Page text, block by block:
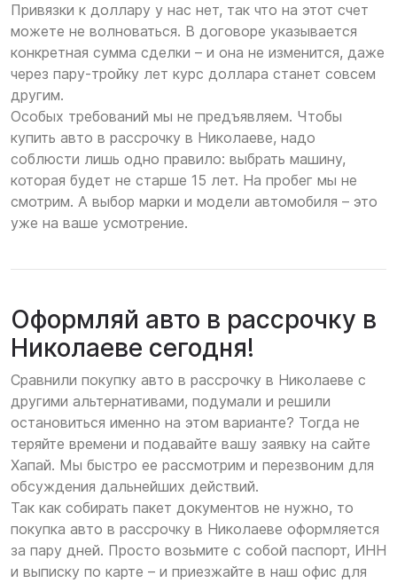
Привязки к доллару у нас нет, так что на этот счет
можете не волноваться. В договоре указывается
конкретная сумма сделки – и она не изменится, даже
через пару-тройку лет курс доллара станет совсем
другим.
Особых требований мы не предъявляем. Чтобы
купить авто в рассрочку в Николаеве, надо
соблюсти лишь одно правило: выбрать машину,
которая будет не старше 15 лет. На пробег мы не
смотрим. А выбор марки и модели автомобиля – это
уже на ваше усмотрение.
Оформляй авто в рассрочку в
Николаеве сегодня!
Сравнили покупку авто в рассрочку в Николаеве с
другими альтернативами, подумали и решили
остановиться именно на этом варианте? Тогда не
теряйте времени и подавайте вашу заявку на сайте
Хапай. Мы быстро ее рассмотрим и перезвоним для
обсуждения дальнейших действий.
Так как собирать пакет документов не нужно, то
покупка авто в рассрочку в Николаеве оформляется
за пару дней. Просто возьмите с собой паспорт, ИНН
и выписку по карте – и приезжайте в наш офис для